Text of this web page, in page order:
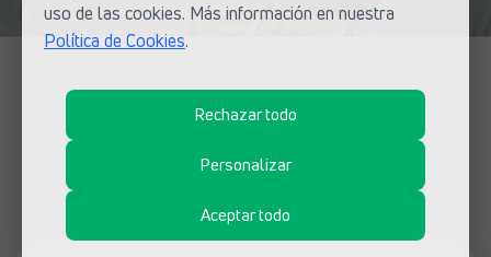
uso de las cookies. Más información en nuestra
Política de Cookies.
Rechazar todo
Personalizar
Aceptar todo
¿Qué está pasando en las misiones
dominicas?